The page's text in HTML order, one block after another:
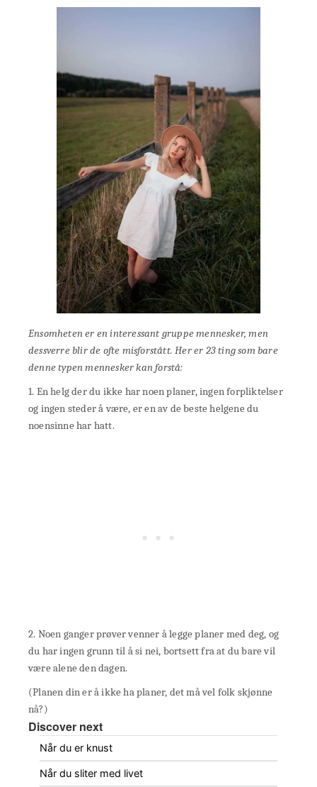
Ensomheten er en interessant gruppe mennesker, men
dessverre blir de ofte misforstått. Her er 23 ting som bare
denne typen mennesker kan forstå:
1. En helg der du ikke har noen planer, ingen forpliktelser
og ingen steder å være, er en av de beste helgene du
noensinne har hatt.
2. Noen ganger prøver venner å legge planer med deg, og
du har ingen grunn til å si nei, bortsett fra at du bare vil
være alene den dagen.
(Planen din er å ikke ha planer, det må vel folk skjønne
nå?)
Discover next
Når du er knust
Når du sliter med livet